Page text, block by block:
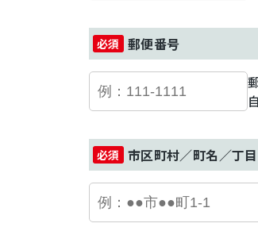
郵便番号
市区町村／町名／丁